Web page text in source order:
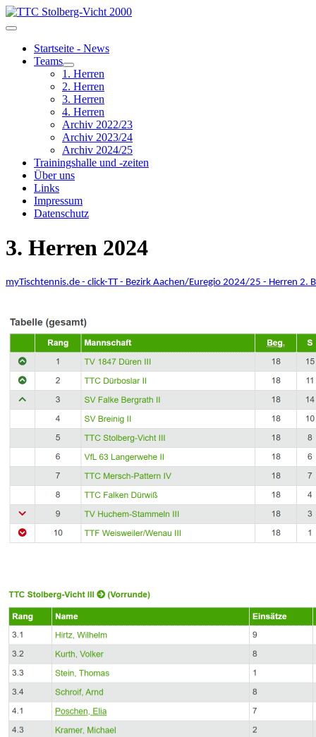
Startseite - News
Teams
1. Herren
2. Herren
3. Herren
4. Herren
Archiv 2022/23
Archiv 2023/24
Archiv 2024/25
Trainingshalle und -zeiten
Über uns
Links
Impressum
Datenschutz
3. Herren 2024
myTischtennis.de - click-TT - Bezirk Aachen/Euregio 2024/25 - Herren 2.